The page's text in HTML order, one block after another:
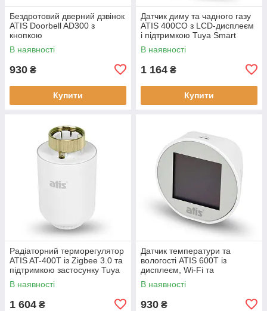
Бездротовий дверний дзвінок
ATIS Doorbell AD300 з
кнопкою
В наявності
930 ₴
Купити
Датчик диму та чадного газу
ATIS 400CO з LCD-дисплеєм
і підтримкою Tuya Smart
В наявності
1 164 ₴
Купити
Радіаторний терморегулятор
ATIS AT-400T із Zigbee 3.0 та
підтримкою застосунку Tuya
Smart
В наявності
1 604 ₴
Датчик температури та
вологості ATIS 600T із
дисплеєм, Wi-Fi та
підтримкою Tuya Smart
В наявності
930 ₴